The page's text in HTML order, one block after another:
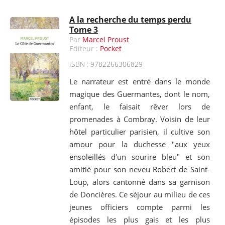
A la recherche du temps perdu
Tome 3
Par Marcel Proust
Editeur : Pocket
ISBN : 9782266306829
Le narrateur est entré dans le monde
magique des Guermantes, dont le nom,
enfant, le faisait rêver lors de
promenades à Combray. Voisin de leur
hôtel particulier parisien, il cultive son
amour pour la duchesse "aux yeux
ensoleillés d'un sourire bleu" et son
amitié pour son neveu Robert de Saint-
Loup, alors cantonné dans sa garnison
de Doncières. Ce séjour au milieu de ces
jeunes officiers compte parmi les
épisodes les plus gais et les plus